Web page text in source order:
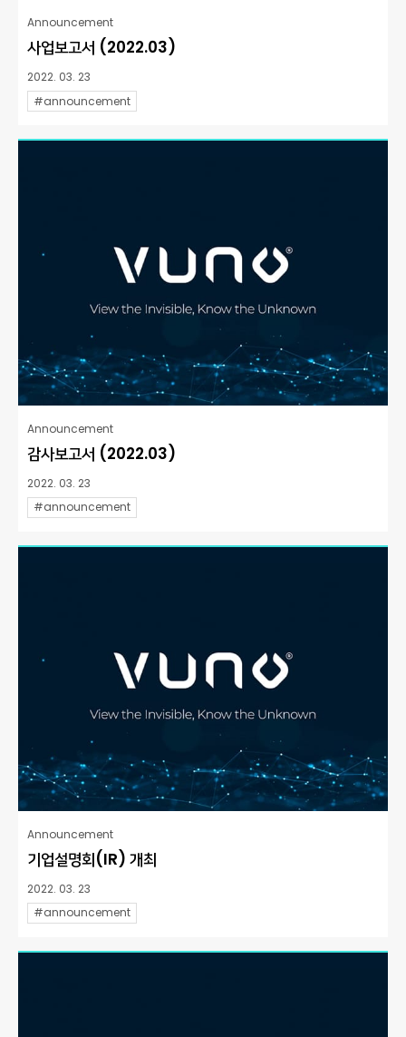
Announcement
사업보고서 (2022.03)
2022. 03. 23
#announcement
Announcement
감사보고서 (2022.03)
2022. 03. 23
#announcement
Announcement
기업설명회(IR) 개최
2022. 03. 23
#announcement